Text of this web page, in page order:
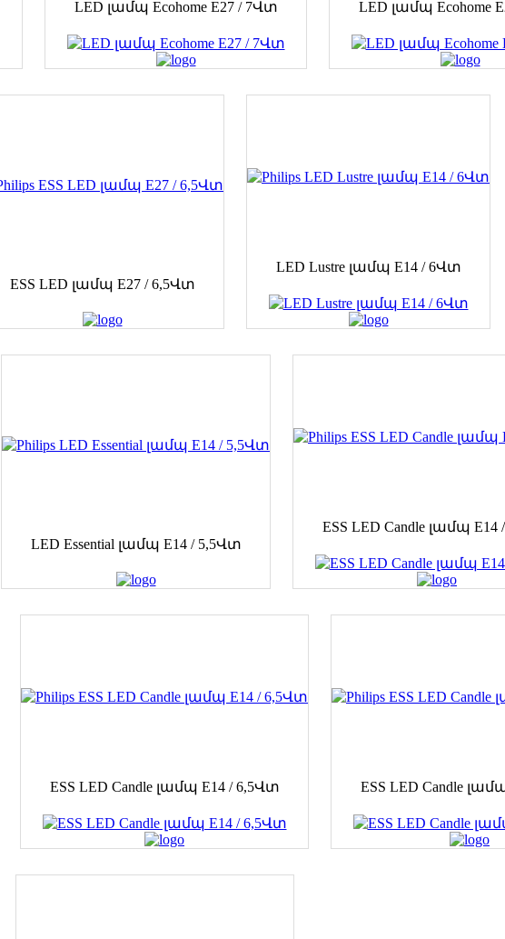
LED լամպ Ecohome E27 / 7Վտ LED լամպ Ecohome
ESS LED լամպ E27 / 6,5Վտ
LED Lustre լամպ E14 / 6Վտ
LED Essential լամպ E14 / 5,5Վտ
ESS LED Candle լամպ
ESS LED Candle լամպ E14 / 6,5Վտ ESS LED Candle